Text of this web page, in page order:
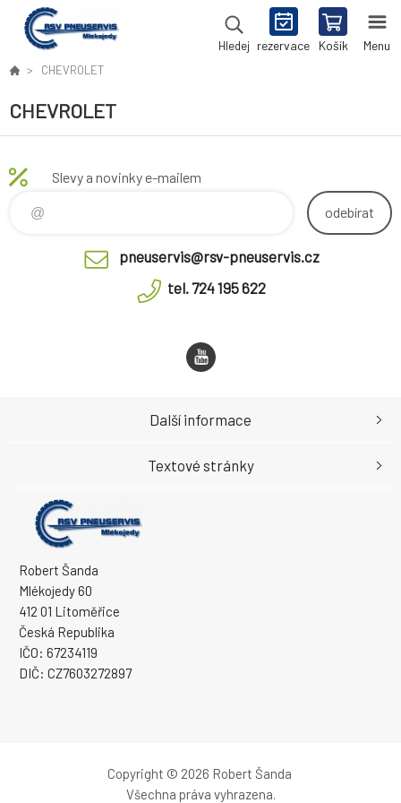
Hledej rezervace Košík Menu
CHEVROLET
CHEVROLET
Slevy a novinky e-mailem
odebírat
pneuservis@rsv-pneuservis.cz
tel. 724 195 622
Robert Šanda
Mlékojedy 60
412 01 Litoměřice
Česká Republika
IČO: 67234119
DIČ: CZ7603272897
Další informace
Textové stránky
Copyright © 2026 Robert Šanda
Všechna práva vyhrazena.